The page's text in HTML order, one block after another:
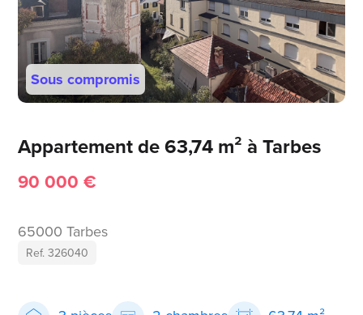
Sous compromis
Appartement de 63,74 m² à Tarbes
90 000 €
65000 Tarbes
Ref. 326040